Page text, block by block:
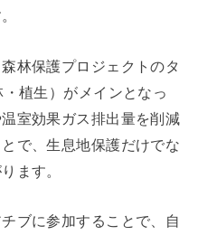
林保護プロジェクトのタ
植生）がメインとなっ
室効果ガス排出量を削減
で、生息地保護だけでな
ます。
ブに参加することで、自